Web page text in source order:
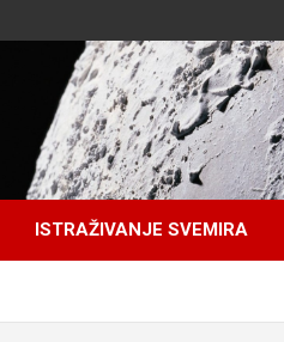
ISTRAŽIVANJE SVEMIRA